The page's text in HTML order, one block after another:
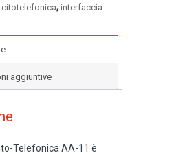
citotelefonica, interfaccia
aggiuntive
Telefonica AA-11 è